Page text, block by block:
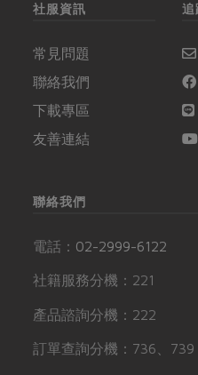
社服資訊
常見問題
聯絡我們
下載專區
友善連結
追
聯絡我們
電話： 02-2999-6122
社籍服務分機：221
產品諮詢分機：222
訂單查詢分機：736、739